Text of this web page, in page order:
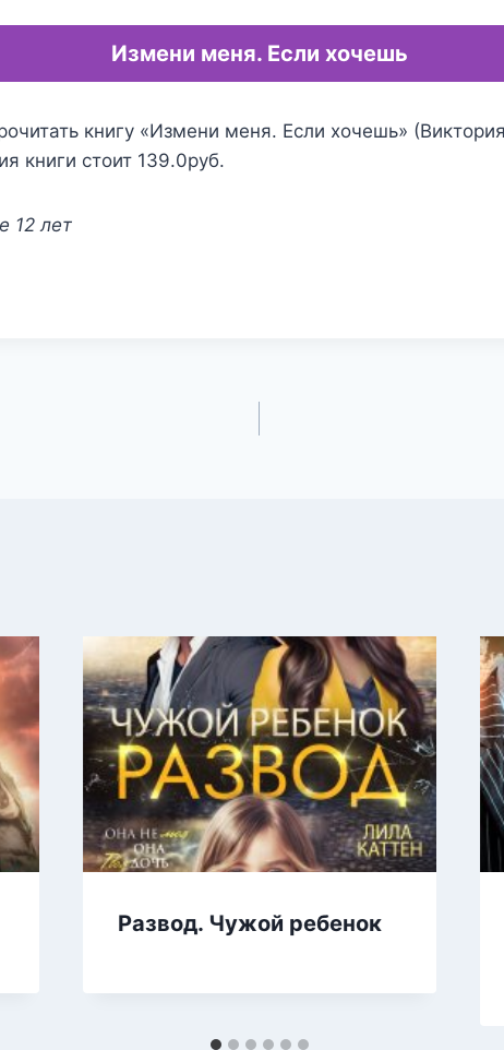
Измени меня. Если хочешь
книгу «Измени меня. Если хочешь»
книги стоит 139.0руб.
12 лет
Развод. Чужой ребенок